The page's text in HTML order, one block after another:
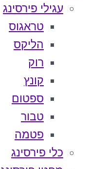
עגילי פירסינג
טראגוס
הליקס
רוק
קונץ
ספטום
טבור
פטמה
כלי פירסינג